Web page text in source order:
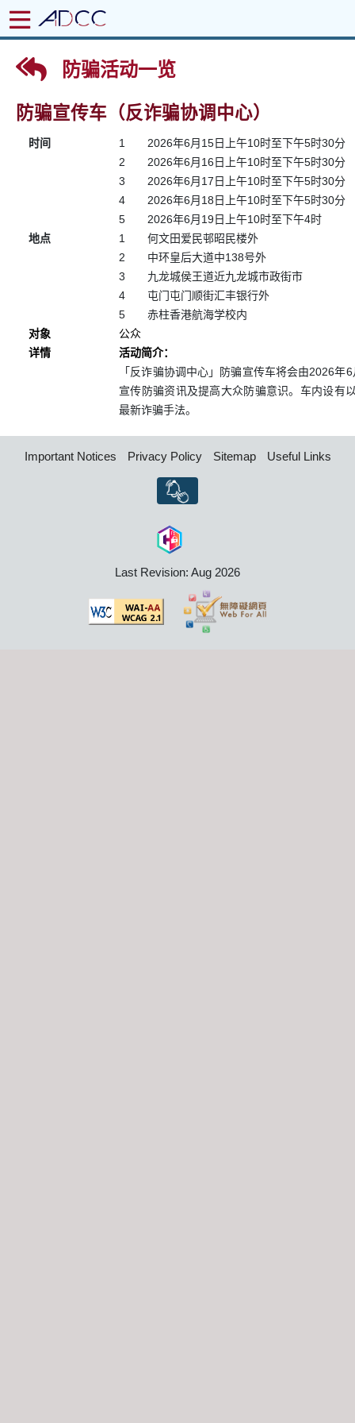
防骗活动一览
防骗宣传车（反诈骗协调中心）
时间
1
2
3
4
5
2026年6月15日上午10时至下午5时30分
2026年6月16日上午10时至下午5时30分
2026年6月17日上午10时至下午5时30分
2026年6月18日上午10时至下午5时30分
2026年6月19日上午10时至下午4时
地点
1
2
3
4
5
何文田爱民邨昭民楼外
中环皇后大道中138号外
九龙城侯王道近九龙城市政街市
屯门屯门顺街汇丰银行外
赤柱香港航海学校内
对象
公众
详情
活动简介：
「反诈骗协调中心」防骗宣传车将会由2026
宣传防骗资讯及提高大众防骗意识。车内设有
最新诈骗手法。
Important Notices Privacy Policy Sitemap Useful Links
Last Revision: Aug 2026